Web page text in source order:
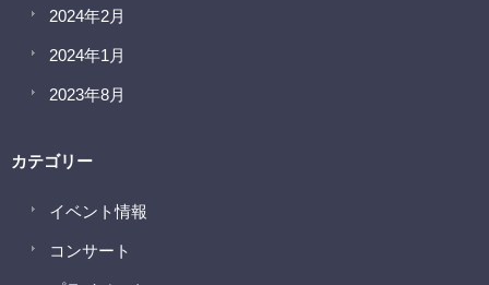
2024年2月
2024年1月
2023年8月
カテゴリー
イベント情報
コンサート